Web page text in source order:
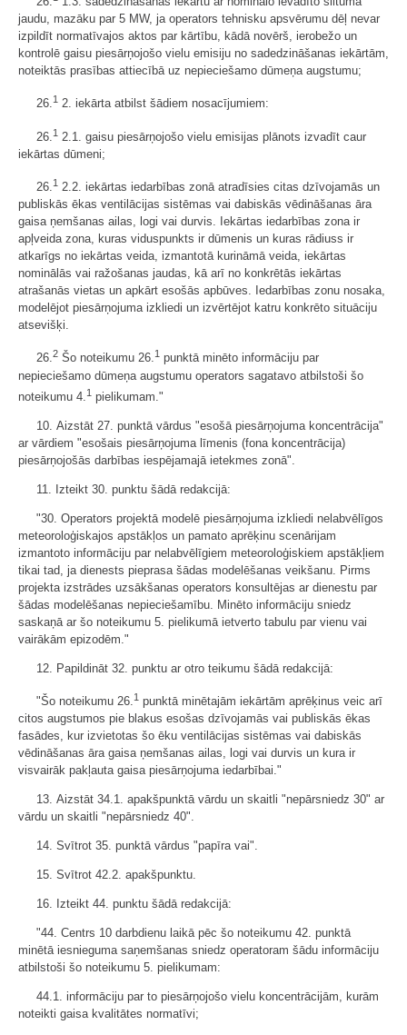
jaudu, mazāku par 5 MW, ja operators tehnisku apsvērumu dēļ nevar
izpildīt normatīvajos aktos par kārtību, kādā novērš, ierobežo un
kontrolē gaisu piesārņojošo vielu emisiju no sadedzināšanas iekārtām,
noteiktās prasības attiecībā uz nepieciešamo dūmeņa augstumu;
26.1 2. iekārta atbilst šādiem nosacījumiem:
26. 1 2.1. gaisu piesārņojošo vielu emisijas plānots izvadīt caur
iekārtas dūmeni;
26.1 2.2. iekārtas iedarbības zonā atradīsies citas dzīvojamās un
publiskās ēkas ventilācijas sistēmas vai dabiskās vēdināšanas āra
gaisa ņemšanas ailas, logi vai durvis. Iekārtas iedarbības zona ir
apļveida zona, kuras viduspunkts ir dūmenis un kuras rādiuss ir
atkarīgs no iekārtas veida, izmantotā kurināmā veida, iekārtas
nominālās vai ražošanas jaudas, kā arī no konkrētās iekārtas
atrašanās vietas un apkārt esošās apbūves. Iedarbības zonu nosaka,
modelējot piesārņojuma izkliedi un izvērtējot katru konkrēto situāciju
atsevišķi.
26.2 Šo noteikumu 26.1 punktā minēto informāciju par
nepieciešamo dūmeņa augstumu operators sagatavo atbilstoši šo
noteikumu 4. 1 pielikumam."
10. Aizstāt 27. punktā vārdus "esošā piesārņojuma koncentrācija"
ar vārdiem "esošais piesārņojuma līmenis (fona koncentrācija)
piesārņojošās darbības iespējamajā ietekmes zonā".
11. Izteikt 30. punktu šādā redakcijā:
"30. Operators projektā modelē piesārņojuma izkliedi nelabvēlīgos
meteoroloģiskajos apstākļos un pamato aprēķinu scenārijam
izmantoto informāciju par nelabvēlīgiem meteoroloģiskiem apstākļiem
tikai tad, ja dienests pieprasa šādas modelēšanas veikšanu. Pirms
projekta izstrādes uzsākšanas operators konsultējas ar dienestu par
šādas modelēšanas nepieciešamību. Minēto informāciju sniedz
saskaņā ar šo noteikumu 5. pielikumā ietverto tabulu par vienu vai
vairākām epizodēm."
12. Papildināt 32. punktu ar otro teikumu šādā redakcijā:
"Šo noteikumu 26.1 punktā minētajām iekārtām aprēķinus veic arī
citos augstumos pie blakus esošas dzīvojamās vai publiskās ēkas
fasādes, kur izvietotas šo ēku ventilācijas sistēmas vai dabiskās
vēdināšanas āra gaisa ņemšanas ailas, logi vai durvis un kura ir
visvairāk pakļauta gaisa piesārņojuma iedarbībai."
13. Aizstāt 34.1. apakšpunktā vārdu un skaitli "nepārsniedz 30" ar
vārdu un skaitli "nepārsniedz 40".
14. Svītrot 35. punktā vārdus "papīra vai".
15. Svītrot 42.2. apakšpunktu.
16. Izteikt 44. punktu šādā redakcijā:
"44. Centrs 10 darbdienu laikā pēc šo noteikumu 42. punktā
minētā iesnieguma saņemšanas sniedz operatoram šādu informāciju
atbilstoši šo noteikumu 5. pielikumam:
44.1. informāciju par to piesārņojošo vielu koncentrācijām, kurām
noteikti gaisa kvalitātes normatīvi;